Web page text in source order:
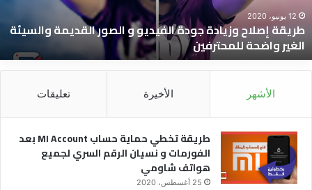
القديمة
والسيئة
الغير
واضحة
للمحترفين
12 يونيو، 2020
طريقة إصلاح وزيادة جودة الفيديو و الصور القديمة والسيئة
الغير واضحة للمحترفين
الأشهر الأخيرة تعليقات
طريقة تخطي حماية حساب MI Account بعد
الفورمات و نسيان الرقم السري لجميع
هواتف شاومي
25 أغسطس، 2020